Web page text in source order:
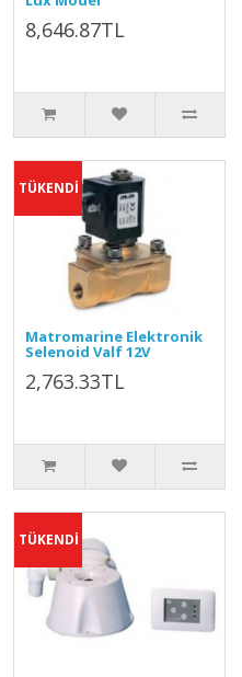
8,646.87TL
TÜKENDİ
Matromarine Elektronik
Selenoid Valf 12V
2,763.33TL
TÜKENDİ